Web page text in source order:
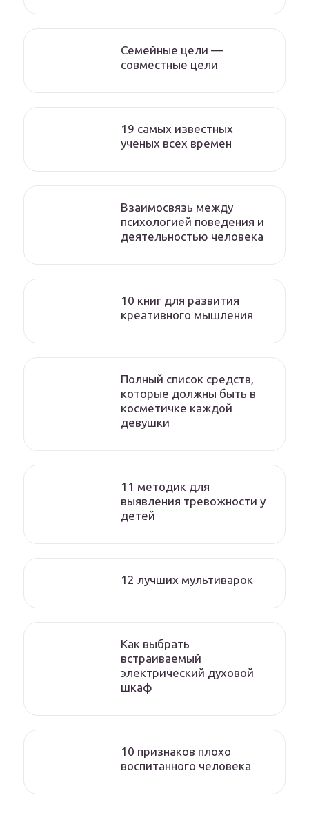
Семейные цели —
совместные цели
19 самых известных
ученых всех времен
Взаимосвязь между
психологией поведения и
деятельностью человека
10 книг для развития
креативного мышления
Полный список средств,
которые должны быть в
косметичке каждой
девушки
11 методик для
выявления тревожности у
детей
12 лучших мультиварок
Как выбрать
встраиваемый
электрический духовой
шкаф
10 признаков плохо
воспитанного человека